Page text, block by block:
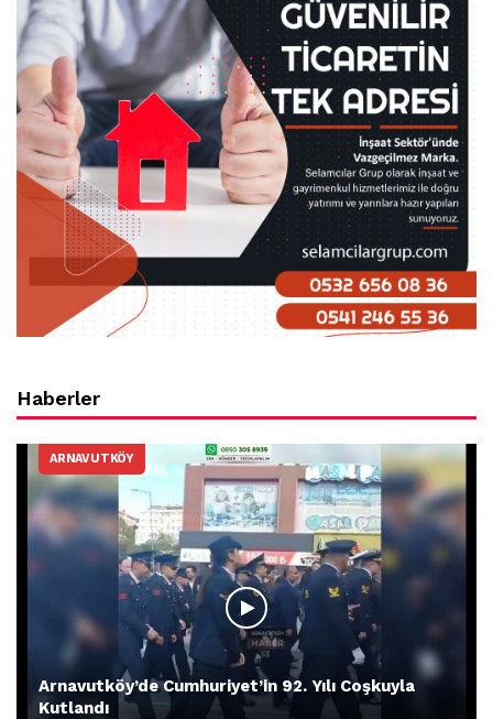
Haberler
ARNAVUTKÖY
Arnavutköy’de Cumhuriyet’in 92. Yılı Coşkuyla
Kutlandı